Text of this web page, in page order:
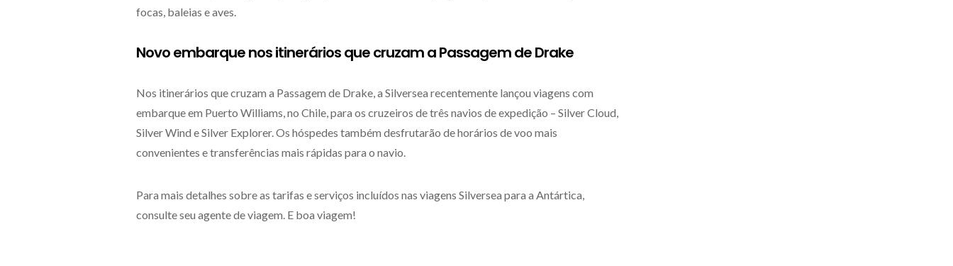
focas, baleias e aves.
Novo embarque nos itinerários que cruzam a Passagem de Drake
Nos itinerários que cruzam a Passagem de Drake, a Silversea recentemente lançou viagens com
embarque em Puerto Williams, no Chile, para os cruzeiros de três navios de expedição – Silver Cloud,
Silver Wind e Silver Explorer. Os hóspedes também desfrutarão de horários de voo mais
convenientes e transferências mais rápidas para o navio.
Para mais detalhes sobre as tarifas e serviços incluídos nas viagens Silversea para a Antártica,
consulte seu agente de viagem. E boa viagem!